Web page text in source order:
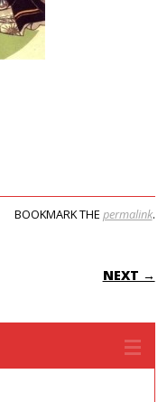
BOOKMARK THE permalink.
NEXT →